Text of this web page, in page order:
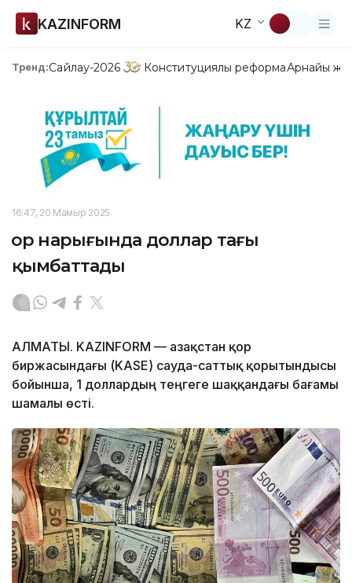
KAZINFORM KZ
Тренд:Сайлау-2026 Конституциялық реформаАрнайы
16:47, 20 Мамыр 2025
Қор нарығында доллар тағы
қымбаттады
АЛМАТЫ. KAZINFORM — Қазақстан қор
биржасындағы (KASE) сауда-саттық қорытындысы
бойынша, 1 доллардың теңгеге шаққандағы бағамы
шамалы өсті.